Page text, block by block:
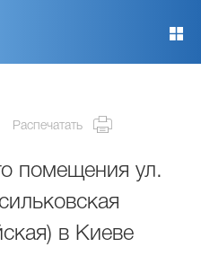
Распечатать
помещения ул.
в Киеве